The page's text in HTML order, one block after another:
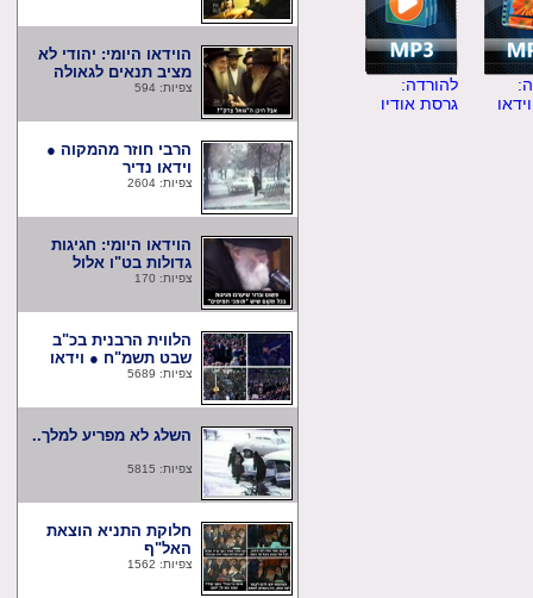
להורדה:
גרסת אודיו
הוידאו היומי: יהודי לא
מציב תנאים לגאולה
צפיות: 594
הרבי חוזר מהמקוה ●
וידאו נדיר
צפיות: 2604
הוידאו היומי: חגיגות
גדולות בט"ו אלול
צפיות: 170
הלווית הרבנית בכ"ב
שבט תשמ"ח ● וידאו
צפיות: 5689
השלג לא מפריע למלך..
צפיות: 5815
חלוקת התניא הוצאת
האל"ף
צפיות: 1562